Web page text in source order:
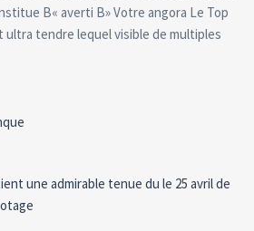
В« averti В» Votre angora Le Top
tendre lequel visible de multiples
une admirable tenue du le 25 avril de